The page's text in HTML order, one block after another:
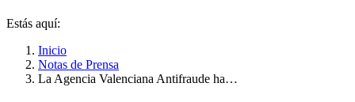
Estás aquí:
Inicio
Notas de Prensa
La Agencia Valenciana Antifraude ha…